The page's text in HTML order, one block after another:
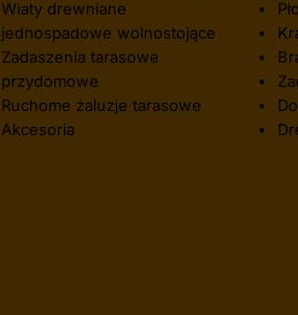
Wiaty drewniane
jednospadowe wolnostojące
Zadaszenia tarasowe
przydomowe
Ruchome żaluzje tarasowe
Akcesoria